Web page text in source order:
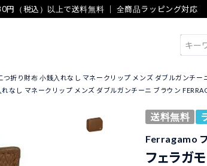
円（税込）以上で送料無料 ｜ 全商品ラッピング対応
つ折り財布 小銭入れなし マネークリップ メンズ ダブルガンチ
なし マネークリップ メンズ ダブルガンチーニ ブラウン
送料無料
Ferragamo
フェラガ